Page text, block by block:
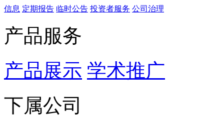
信息 定期报告 临时公告 投资者服务 公司治理
产品服务
产品展示 学术推广
下属公司